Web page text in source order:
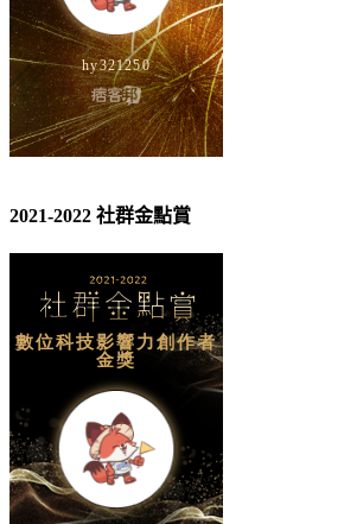
2021-2022 社群金點賞